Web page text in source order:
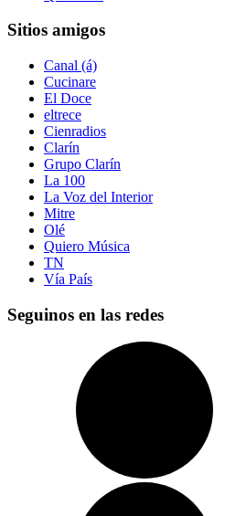
Sitios amigos
Canal (á)
Cucinare
El Doce
eltrece
Cienradios
Clarín
Grupo Clarín
La 100
La Voz del Interior
Mitre
Olé
Quiero Música
TN
Vía País
Seguinos en las redes